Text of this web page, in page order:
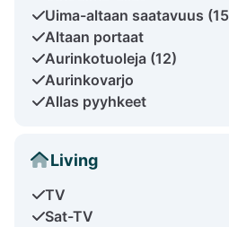
Uima-altaan saatavuus
Altaan portaat
Aurinkotuoleja (12)
Aurinkovarjo
Allas pyyhkeet
Living
TV
Sat-TV